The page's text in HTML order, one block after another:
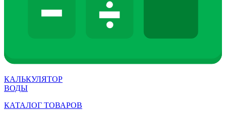
КАЛЬКУЛЯТОР
ВОДЫ
КАТАЛОГ ТОВАРОВ